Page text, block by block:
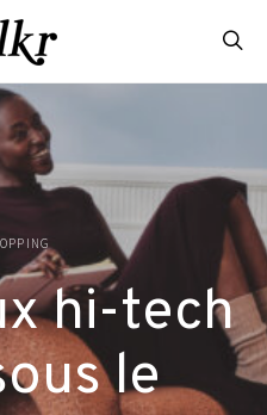
hi-tech
le